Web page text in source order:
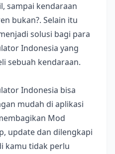
sampai kendaraan
bukan?. Selain itu
solusi bagi para
Indonesia yang
sebuah kendaraan.
Indonesia bisa
mudah di aplikasi
Mod
update dan dilengkapi
kamu tidak perlu